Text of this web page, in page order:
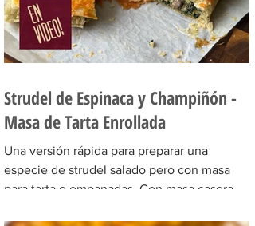
Strudel de Espinaca y Champiñón -
Masa de Tarta Enrollada
Una versión rápida para preparar una
especie de strudel salado pero con masa
para tarta o empanadas. Con masa casera o